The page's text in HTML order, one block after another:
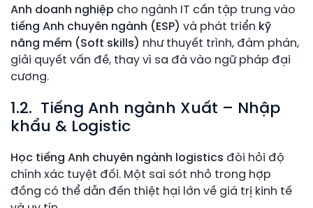
Anh doanh nghiệp cho ngành IT cần tập trung vào
tiếng Anh chuyên ngành (ESP) và phát triển kỹ
năng mềm (Soft skills) như thuyết trình, đàm phán,
giải quyết vấn đề, thay vì sa đà vào ngữ pháp đại
cương.
1.2. Tiếng Anh ngành Xuất – Nhập
khẩu & Logistic
Học tiếng Anh chuyên ngành logistics đòi hỏi độ
chính xác tuyệt đối. Một sai sót nhỏ trong hợp
đồng có thể dẫn đến thiệt hại lớn về giá trị kinh tế